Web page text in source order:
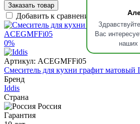
Вас
наших
Заказать товар
Добавить к сравнению
0%
Артикул: ACEGMFFi05
Смеситель для кухни графит матовый
Бренд
Iddis
Страна
Россия
Гарантия